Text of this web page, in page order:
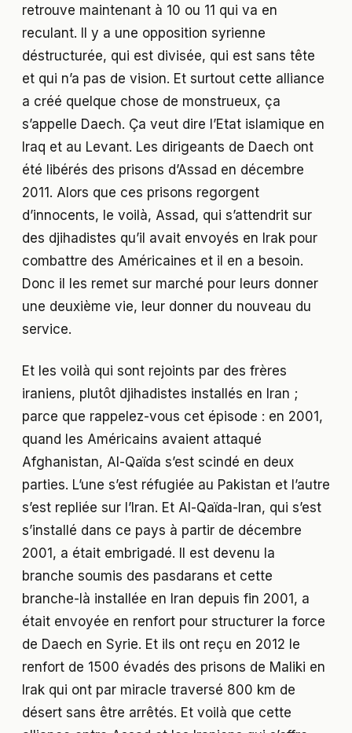
retrouve maintenant à 10 ou 11 qui va en
reculant. Il y a une opposition syrienne
déstructurée, qui est divisée, qui est sans tête
et qui n’a pas de vision. Et surtout cette alliance
a créé quelque chose de monstrueux, ça
s’appelle Daech. Ça veut dire l’Etat islamique en
Iraq et au Levant. Les dirigeants de Daech ont
été libérés des prisons d’Assad en décembre
2011. Alors que ces prisons regorgent
d’innocents, le voilà, Assad, qui s’attendrit sur
des djihadistes qu’il avait envoyés en Irak pour
combattre des Américaines et il en a besoin.
Donc il les remet sur marché pour leurs donner
une deuxième vie, leur donner du nouveau du
service.
Et les voilà qui sont rejoints par des frères
iraniens, plutôt djihadistes installés en Iran ;
parce que rappelez-vous cet épisode : en 2001,
quand les Américains avaient attaqué
Afghanistan, Al-Qaïda s’est scindé en deux
parties. L’une s’est réfugiée au Pakistan et l’autre
s’est repliée sur l’Iran. Et Al-Qaïda-Iran, qui s’est
s’installé dans ce pays à partir de décembre
2001, a était embrigadé. Il est devenu la
branche soumis des pasdarans et cette
branche-là installée en Iran depuis fin 2001, a
était envoyée en renfort pour structurer la force
de Daech en Syrie. Et ils ont reçu en 2012 le
renfort de 1500 évadés des prisons de Maliki en
Irak qui ont par miracle traversé 800 km de
désert sans être arrêtés. Et voilà que cette